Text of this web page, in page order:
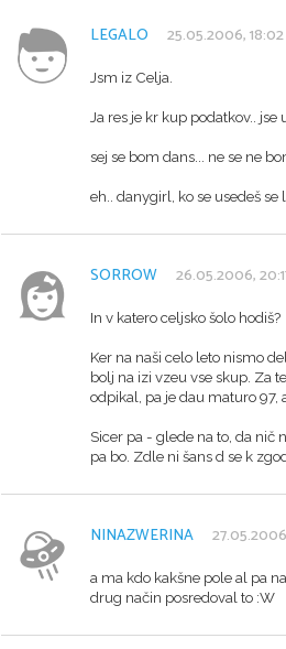
LEGALO 25.05.2006, 18:02
Jsm iz Celja.
Ja res je kr kup podatkov..
sej se bom dans... ne se ne
eh.. danygirl, ko se usedeš
SORROW 26.05.2006,
In v katero celjsko šolo hodiš?
Ker na naši celo leto nismo
bolj na izi vzeu vse skup. Za
odpikal, pa je dau maturo 97,
Sicer pa - glede na to, da nič
pa bo. Zdle ni šans d se k
NINAZWERINA
a ma kdo kakšne pole al pa
drug način posredoval to :W